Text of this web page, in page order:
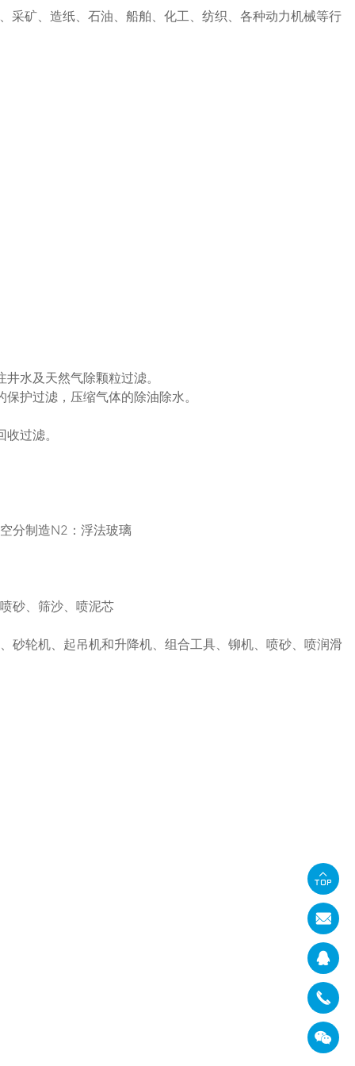
采矿、造纸、石油、船舶、化工、纺织、各种动力机械等行
水及天然气除颗粒过滤。
护过滤，压缩气体的除油除水。
过滤。
分制造N2：浮法玻璃
砂、筛沙、喷泥芯
砂轮机、起吊机和升降机、组合工具、铆机、喷砂、喷润滑